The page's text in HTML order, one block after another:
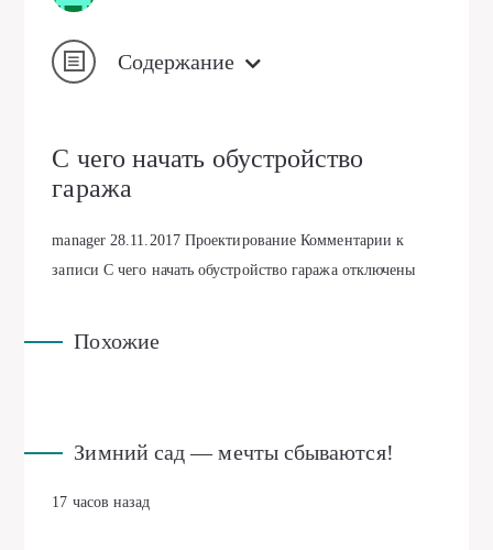
Содержание
С чего начать обустройство
гаража
manager 28.11.2017 Проектирование Комментариик
записи С чего начать обустройство гаражаотключены
Похожие
Зимний сад — мечты сбываются!
17 часов назад